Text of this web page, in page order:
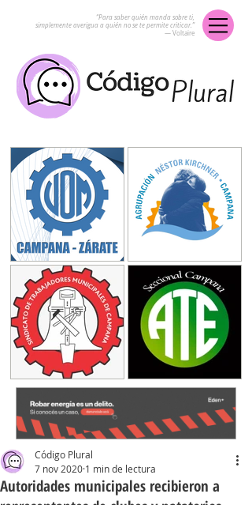
“Para saber quién manda sobre ti,
simplemente averigua a quién no se te permite criticar.”
― Voltaire
Autoridades municipales recibieron a
Código Plural
7 nov 2020 1 min de lectura